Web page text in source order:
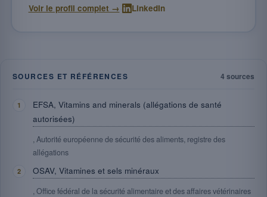
Voir le profil complet → LinkedIn
SOURCES ET RÉFÉRENCES 4 sources
EFSA, Vitamins and minerals (allégations de santé
autorisées)
, Autorité européenne de sécurité des aliments, registre des
allégations
OSAV, Vitamines et sels minéraux
, Office fédéral de la sécurité alimentaire et des affaires vétérinaires